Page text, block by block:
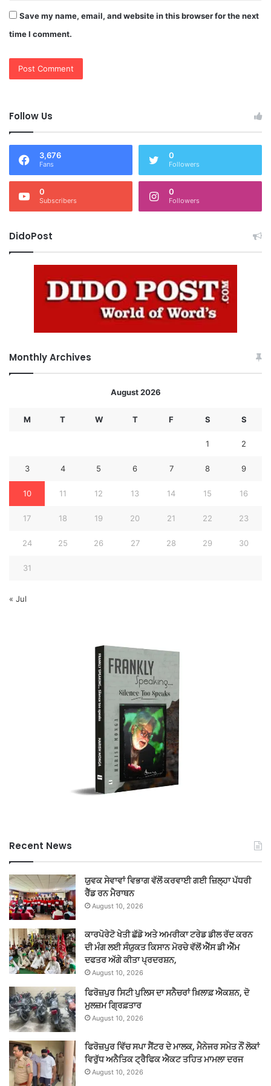
Save my name, email, and website in this browser for the next
time I comment.
Follow Us
3,676
Fans
0
Followers
0
Subscribers
0
Followers
DidoPost
Monthly Archives
August 2026
M T W T F S S
1 2
3 4 5 6 7 8 9
10 11 12 13 14 15 16
17 18 19 20 21 22 23
24 25 26 27 28 29 30
31
« Jul
Recent News
ਯੁਵਕ ਸੇਵਾਵਾਂ ਵਿਭਾਗ ਵੱਲੋਂ ਕਰਵਾਈ ਗਈ ਜ਼ਿਲ੍ਹਾ ਪੱਧਰੀ
ਰੈੱਡ ਰਨ ਮੈਰਾਥਨ
August 10, 2026
ਕਾਰਪੋਰੇਟੋ ਖੇਤੀ ਛੱਡੋ ਅਤੇ ਅਮਰੀਕਾ ਟਰੇਡ ਡੀਲ ਰੱਦ ਕਰਨ
ਦੀ ਮੰਗ ਲਈ ਸੰਯੁਕਤ ਕਿਸਾਨ ਮੋਰਚੇ ਵੱਲੋਂ ਐੱਸ ਡੀ ਐੱਮ
ਦਫਤਰ ਅੱਗੇ ਕੀਤਾ ਪ੍ਰਦਰਸ਼ਨ,
August 10, 2026
ਫਿਰੋਜ਼ਪੁਰ ਸਿਟੀ ਪੁਲਿਸ ਦਾ ਸਨੈਚਰਾਂ ਖ਼ਿਲਾਫ਼ ਐਕਸ਼ਨ, ਦੋ
ਮੁਲਜ਼ਮ ਗ੍ਰਿਫ਼ਤਾਰ
August 10, 2026
ਫਿਰੋਜ਼ਪੁਰ ਵਿੱਚ ਸਪਾ ਸੈਂਟਰ ਦੇ ਮਾਲਕ, ਮੈਨੇਜਰ ਸਮੇਤ ਨੌਂ ਲੋਕਾਂ
ਵਿਰੁੱਧ ਅਨੈਤਿਕ ਟ੍ਰੈਫਿਕ ਐਕਟ ਤਹਿਤ ਮਾਮਲਾ ਦਰਜ
August 10, 2026